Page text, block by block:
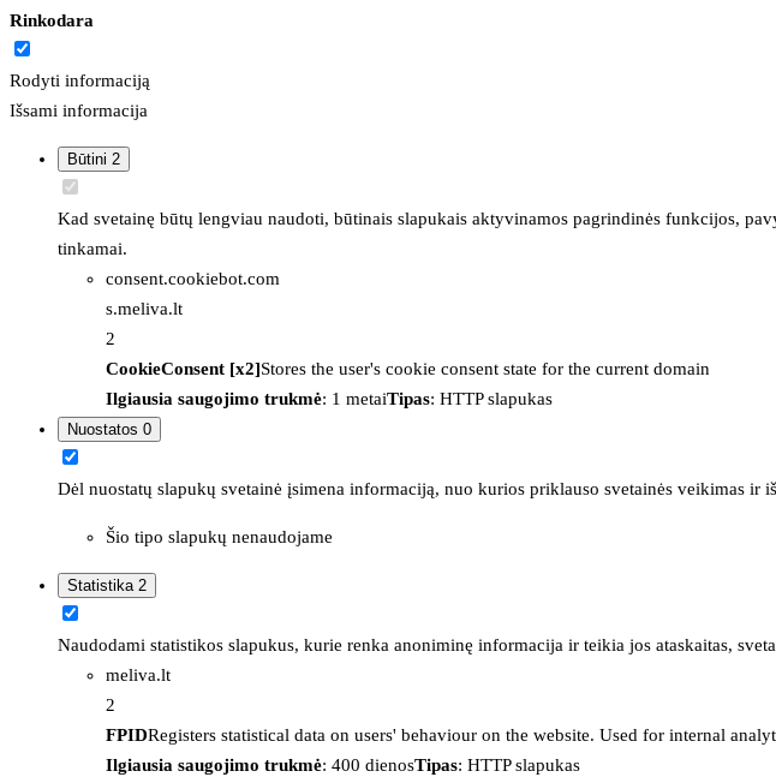
Rinkodara
Rodyti informaciją
Išsami informacija
Būtini 2
Kad svetainę būtų lengviau naudoti, būtinais slapukais aktyvinamos pagrindinės funkcijos,
tinkamai.
consent.cookiebot.com
s.meliva.lt
2
CookieConsent [x2]Stores the user's cookie consent state for the current domain
Ilgiausia saugojimo trukmė: 1 metaiTipas: HTTP slapukas
Nuostatos 0
Dėl nuostatų slapukų svetainė įsimena informaciją, nuo kurios priklauso svetainės veikimas ir
Šio tipo slapukų nenaudojame
Statistika 2
Naudodami statistikos slapukus, kurie renka anoniminę informacija ir teikia jos ataskaitas,
meliva.lt
2
FPIDRegisters statistical data on users' behaviour on the website. Used for internal
Ilgiausia saugojimo trukmė: 400 dienosTipas: HTTP slapukas